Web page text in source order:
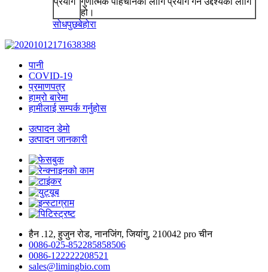
हो।
सोधपुछबेहोरा
पानी
COVID-19
प्रमाणपत्र
हाम्रो बारेमा
हामीलाई सम्पर्क गर्नुहोस
उत्पादन डेमो
उत्पादन जानकारी
हैन .12, हुजुन रोड, नानजिंग, जियांगु, 210042 pro चीन
0086-025-852285858506
0086-122222208521
sales@limingbio.com